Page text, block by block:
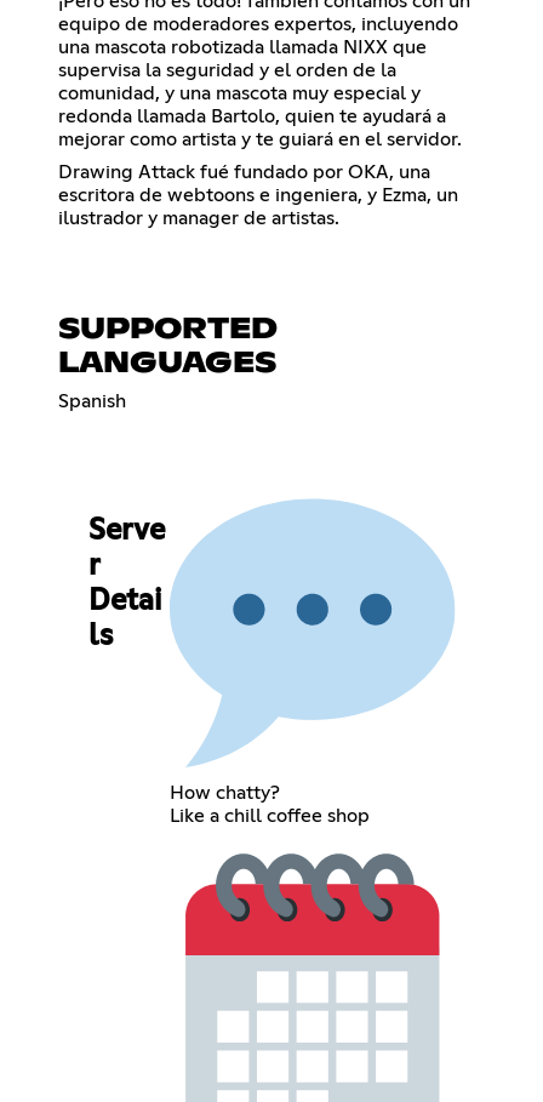
equipo de moderadores expertos, incluyendo
una mascota robotizada llamada NIXX que
supervisa la seguridad y el orden de la
comunidad, y una mascota muy especial y
redonda llamada Bartolo, quien te ayudará a
mejorar como artista y te guiará en el servidor.
Drawing Attack fué fundado por OKA, una
escritora de webtoons e ingeniera, y Ezma, un
ilustrador y manager de artistas.
SUPPORTED
LANGUAGES
Spanish
Serve
r
Detai
ls
How chatty?
Like a chill coffee shop